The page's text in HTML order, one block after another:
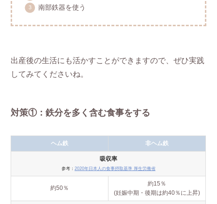
南部鉄器を使う
出産後の生活にも活かすことができますので、ぜひ実践
してみてくださいね。
対策①：鉄分を多く含む食事をする
ヘム鉄 非ヘム鉄
吸収率
参考： 2020年日本人の食事摂取基準 厚生労働省
約50％
約15％
(妊娠中期・後期は約40％に上昇)